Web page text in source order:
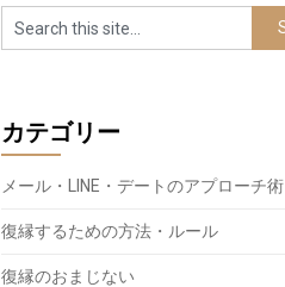
カテゴリー
メール・LINE・デートのアプローチ術
復縁するための方法・ルール
復縁のおまじない